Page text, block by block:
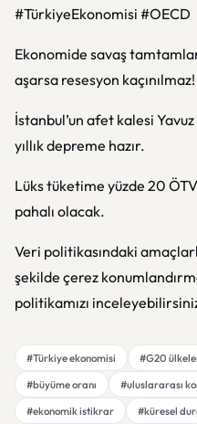
#TürkiyeEkonomisi #OECD
Ekonomide savaş
aşarsa resesyon kaçınılmaz!
İstanbul’un afet kalesi
yıllık depreme hazır.
Lüks tüketime yüzde 20
pahalı olacak.
Veri politikasındaki
şekilde çerez
politikamızı
#Türkiye ekonomisi #G20
#büyüme oranı
#uluslararası
#ekonomik istikrar
#küresel